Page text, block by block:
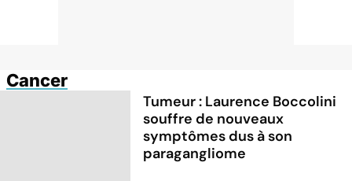
Cancer
Tumeur : Laurence Boccolini
souffre de nouveaux
symptômes dus à son
paragangliome